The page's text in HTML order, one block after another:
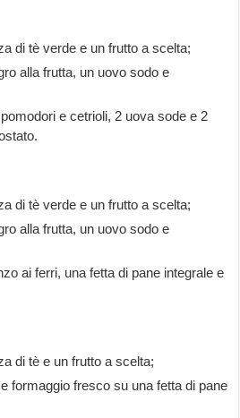
di tè verde e un frutto a scelta;
alla frutta, un uovo sodo e
e cetrioli, 2 uova sode e 2
di tè verde e un frutto a scelta;
alla frutta, un uovo sodo e
ai ferri, una fetta di pane integrale e
di tè e un frutto a scelta;
formaggio fresco su una fetta di pane